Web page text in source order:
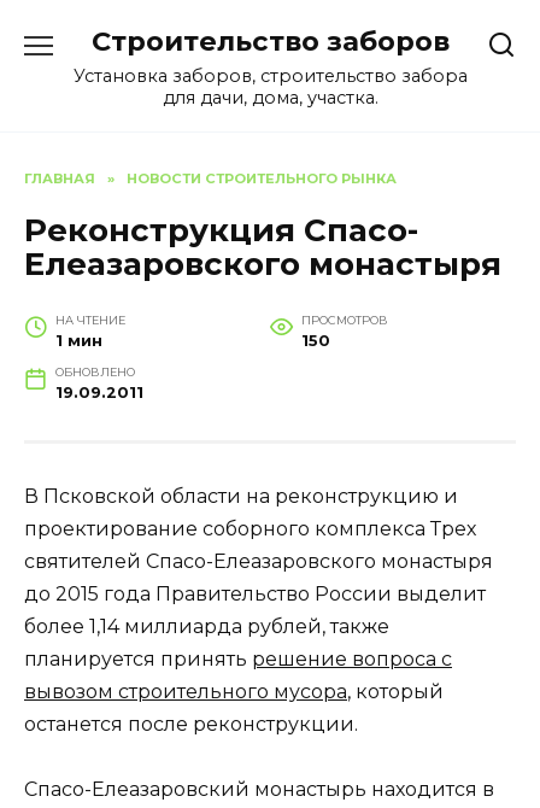
содержанию
Строительство заборов
Установка заборов, строительство забора
для дачи, дома, участка.
ГЛАВНАЯ » НОВОСТИ СТРОИТЕЛЬНОГО РЫНКА
Реконструкция Спасо-
Елеазаровского монастыря
НА ЧТЕНИЕ
1 мин
ПРОСМОТРОВ
150
ОБНОВЛЕНО
19.09.2011
В Псковской области на реконструкцию и
проектирование соборного комплекса Трех
святителей Спасо-Елеазаровского монастыря
до 2015 года Правительство России выделит
более 1,14 миллиарда рублей, также
планируется принять решение вопроса с
вывозом строительного мусора, который
останется после реконструкции.
Спасо-Елеазаровский монастырь находится в